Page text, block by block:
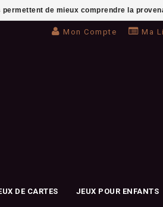
Mon Compte Ma
DE CARTES JEUX POUR ENFANTS
de mieux comprendre la